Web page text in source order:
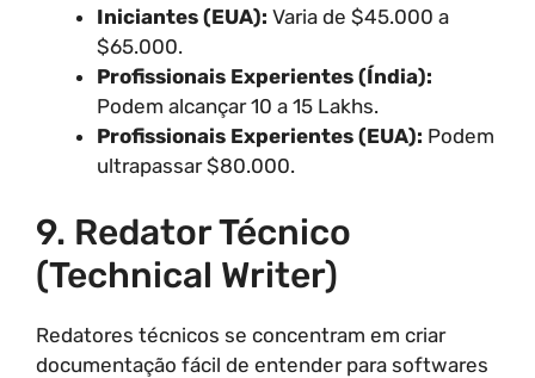
Iniciantes (EUA): Varia de $45.000 a
$65.000.
Profissionais Experientes (Índia):
Podem alcançar 10 a 15 Lakhs.
Profissionais Experientes (EUA): Podem
ultrapassar $80.000.
9. Redator Técnico
(Technical Writer)
Redatores técnicos se concentram em criar
documentação fácil de entender para softwares